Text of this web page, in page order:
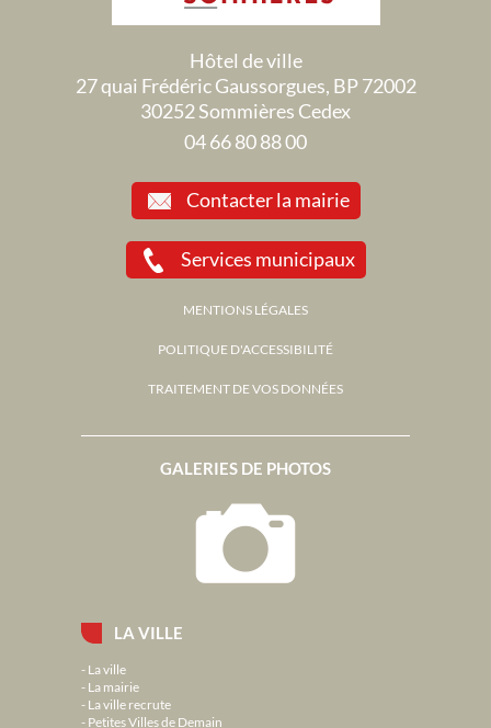
LA VILLE
La ville
La mairie
La ville recrute
Petites Villes de Demain
GALERIES DE PHOTOS
Hôtel de ville
27 quai Frédéric Gaussorgues, BP 72002
30252 Sommières Cedex
04 66 80 88 00
Contacter la mairie
Services municipaux
MENTIONS LÉGALES
POLITIQUE D'ACCESSIBILITÉ
TRAITEMENT DE VOS DONNÉES